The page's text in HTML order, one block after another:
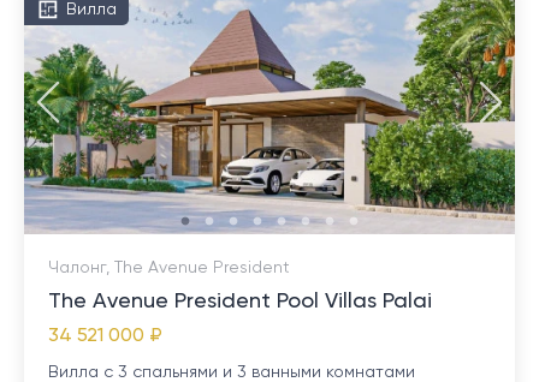
Вилла
Чалонг, The Avenue President
The Avenue President Pool Villas Palai
34 521 000 ₽
Вилла с 3 спальнями и 3 ванными комнатами